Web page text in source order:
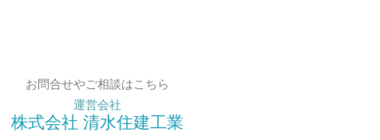
お問合せやご相談はこちら
運営会社
株式会社 清水住建工業